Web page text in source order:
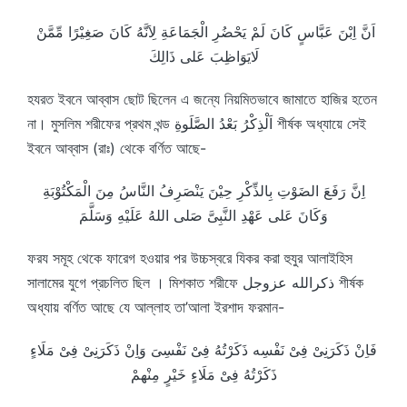
لَايَوَاظِبَ عَلى ذَالِكَ
হযরত ইবনে আব্বাস ছোট ছিলেন এ জন্যে নিয়মিতভাবে জামাতে হাজির হতেন
না। মুসলিম শরীফের প্রথম খন্ড اَلْذِكْرُ بَعْدُ الصَّلَوةِ শীর্ষক অধ্যায়ে সেই
ইবনে আব্বাস (রাঃ) থেকে বর্ণিত আছে-
اِنَّ رَفَعَ الضَوْتِ بِالذِّكْرِ حِيْنَ يَنْصَرِفُ النَّاسُ مِنَ الْمَكْتُوْبَةِ
وَكَانَ عَلى عَهْدِ النَّبِىَّ صَلى اللهُ عَلَيْهِ وَسَلَّمَ
ফরয সমূহ থেকে ফারেগ হওয়ার পর উচ্চস্বরে যিকর করা হুযুর আলাইহিস
সালামের যুগে প্রচলিত ছিল । মিশকাত শরীফে ذكرالله عزوجل শীর্ষক
অধ্যায় বর্ণিত আছে যে আল্লাহ তা’আলা ইরশাদ ফরমান-
فَاِنْ ذَكَرَنِىْ فِىْ نَفْسِه ذَكَرْتُهُ فِىْ نَفْسِىَ وَاِنْ ذَكَرَنِىْ فِىْ مَلَاءٍ
ذَكَرْتُهُ فِىْ مَلَاءٍ خَيْرٍ مِنْهمْ